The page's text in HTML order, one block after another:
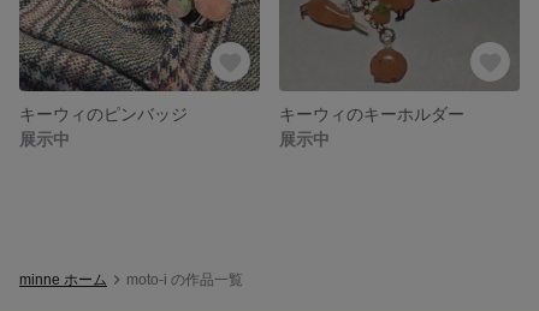
キーウィのピンバッジ
展示中
キーウィのキーホルダー
展示中
minne ホーム moto-i の作品一覧